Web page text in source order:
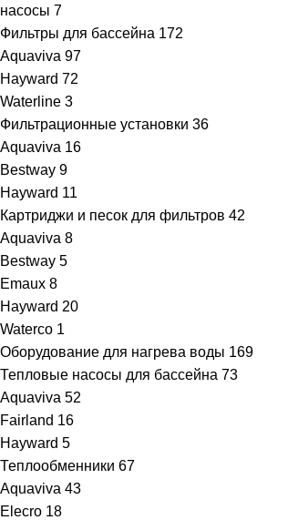
насосы 7
Фильтры для бассейна 172
Aquaviva 97
Hayward 72
Waterline 3
Фильтрационные установки 36
Aquaviva 16
Bestway 9
Hayward 11
Картриджи и песок для фильтров 42
Aquaviva 8
Bestway 5
Emaux 8
Hayward 20
Waterco 1
Оборудование для нагрева воды 169
Тепловые насосы для бассейна 73
Aquaviva 52
Fairland 16
Hayward 5
Теплообменники 67
Aquaviva 43
Elecro 18